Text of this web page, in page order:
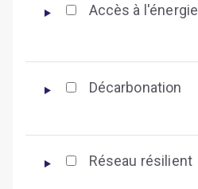
Accès à l'énergie
Décarbonation
Réseau résilient